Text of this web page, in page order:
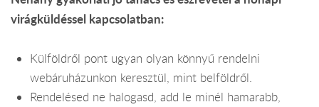
virágküldéssel kapcsolatban:
Külföldről pont ugyan olyan könnyű rendelni
webáruházunkon keresztül, mint belföldről.
Rendelésed ne halogasd, add le minél hamarabb,